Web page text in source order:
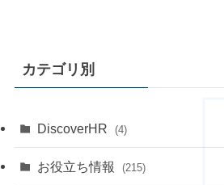
カテゴリ別
DiscoverHR (4)
お役立ち情報 (215)